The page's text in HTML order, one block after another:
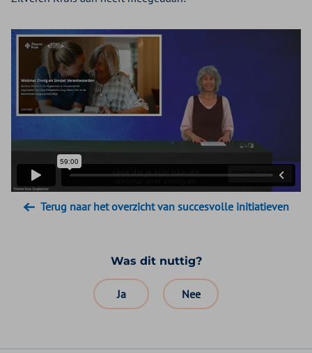
Terug naar het overzicht van succesvolle initiatieven
Was dit nuttig?
Ja Nee